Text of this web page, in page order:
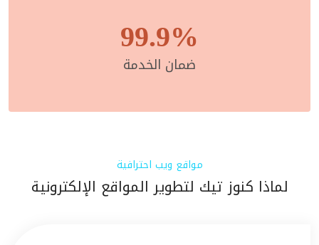
99.9%
ضمان الخدمة
مواقع ويب احترافية
لماذا كنوز تيك لتطوير المواقع الإلكترونية